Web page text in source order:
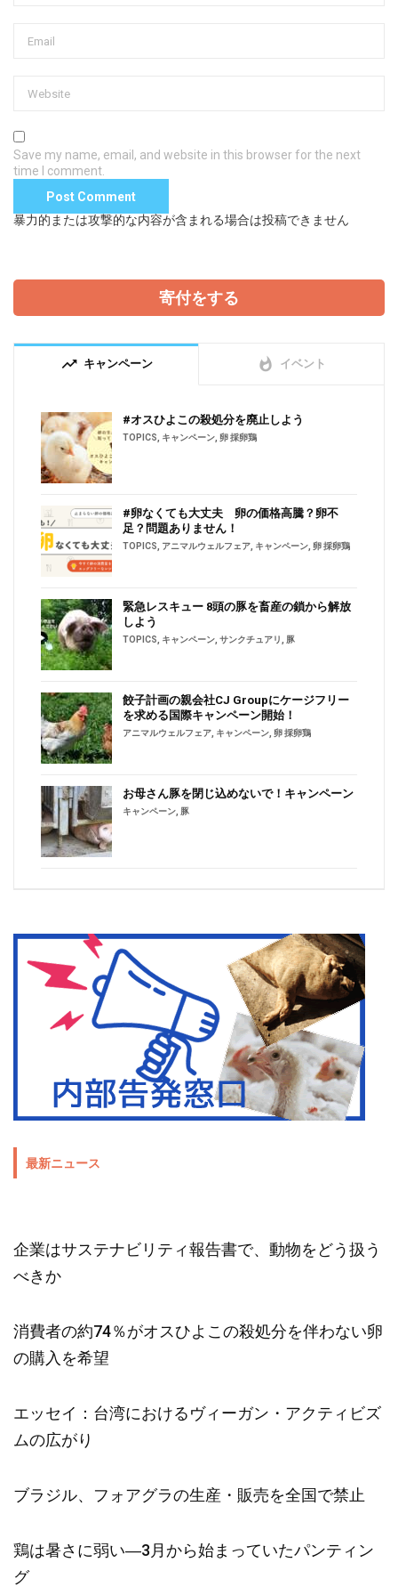
Save my name, email, and website in this browser for the next
time I comment.
暴力的または攻撃的な内容が含まれる場合は投稿できません
寄付をする
trending_up キャンペーン whatshot イベント
#オスひよこの殺処分を廃止しよう
TOPICS キャンペーン 卵 採卵鶏
#卵なくても大丈夫 卵の価格高騰？卵不
足？問題ありません！
TOPICS アニマルウェルフェア キャンペーン 卵 採卵鶏
緊急レスキュー 8頭の豚を畜産の鎖から解放
しよう
TOPICS キャンペーン サンクチュアリ 豚
餃子計画の親会社CJ Groupにケージフリー
を求める国際キャンペーン開始！
アニマルウェルフェア キャンペーン 卵 採卵鶏
お母さん豚を閉じ込めないで！キャンペーン
キャンペーン 豚
最新ニュース
企業はサステナビリティ報告書で、動物をどう扱う
べきか
消費者の約74％がオスひよこの殺処分を伴わない卵
の購入を希望
エッセイ：台湾におけるヴィーガン・アクティビズ
ムの広がり
ブラジル、フォアグラの生産・販売を全国で禁止
鶏は暑さに弱い―3月から始まっていたパンティン
グ